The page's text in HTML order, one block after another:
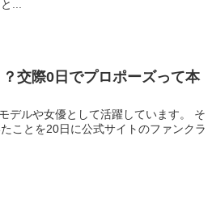
...
交際0日でプロポーズって本
デルや女優として活躍しています。 そ
ことを20日に公式サイトのファンクラ